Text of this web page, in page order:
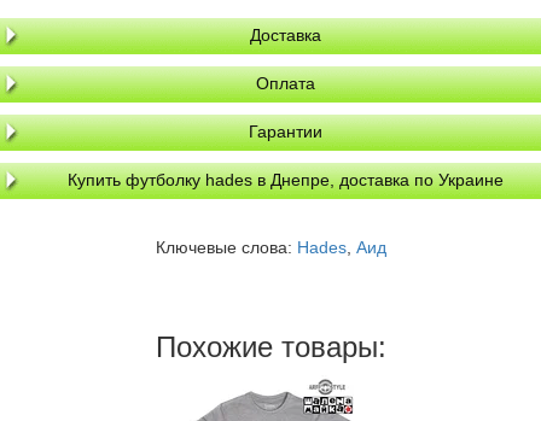
Доставка
Оплата
Гарантии
Купить футболку hades в Днепре, доставка по Украине
Ключевые слова: Hades, Аид
Похожие товары: